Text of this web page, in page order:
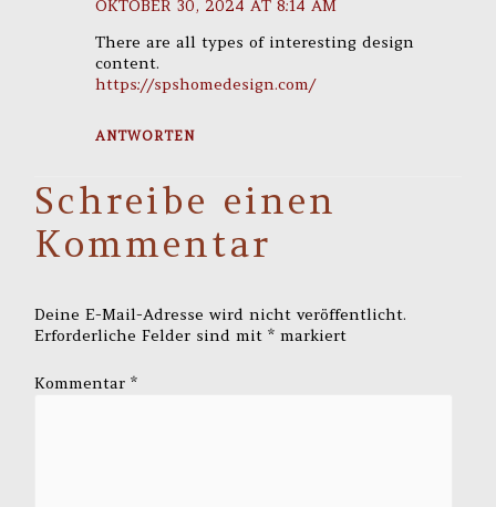
OKTOBER 30, 2024 AT 8:14 AM
There are all types of interesting design
content.
https://spshomedesign.com/
ANTWORTEN
Schreibe einen
Kommentar
Deine E-Mail-Adresse wird nicht veröffentlicht.
Erforderliche Felder sind mit* markiert
Kommentar*